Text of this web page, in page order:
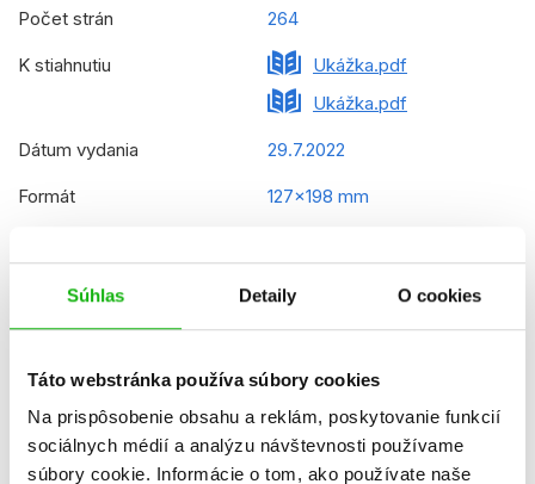
Súhlas Detaily O cookies
Táto webstránka používa súbory cookies
Na prispôsobenie obsahu a reklám, poskytovanie funkcií
sociálnych médií a analýzu návštevnosti používame
súbory cookie. Informácie o tom, ako používate naše
Počet strán 264
K stiahnutiu
Ukážka.pdf
Ukážka.pdf
Dátum vydania 29.7.2022
Formát 127x198 mm
slovenčina
Číslo dielu 2
Rady Hraničiarov učeň
Prekladateľ Ľubica Svárovská
EAN 9788025253724